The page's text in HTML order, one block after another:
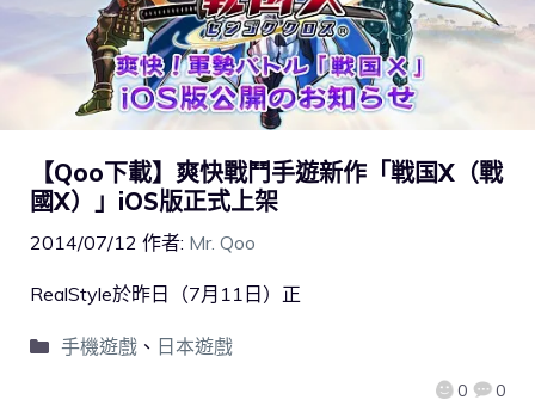
【Qoo下載】爽快戰鬥手遊新作「戦国X（戰
國X）」iOS版正式上架
2014/07/12 作者: Mr. Qoo
0 0
RealStyle於昨日（7月11日）正
手機遊戲、 日本遊戲